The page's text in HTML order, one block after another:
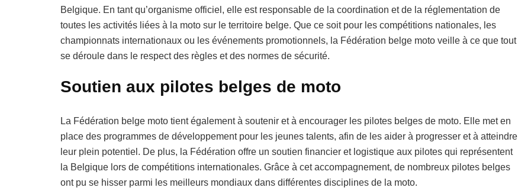
Belgique. En tant qu’organisme officiel, elle est responsable de la coordination et de la réglementation de
toutes les activités liées à la moto sur le territoire belge. Que ce soit pour les compétitions nationales, les
championnats internationaux ou les événements promotionnels, la Fédération belge moto veille à ce que tout
se déroule dans le respect des règles et des normes de sécurité.
Soutien aux pilotes belges de moto
La Fédération belge moto tient également à soutenir et à encourager les pilotes belges de moto. Elle met en
place des programmes de développement pour les jeunes talents, afin de les aider à progresser et à atteindre
leur plein potentiel. De plus, la Fédération offre un soutien financier et logistique aux pilotes qui représentent
la Belgique lors de compétitions internationales. Grâce à cet accompagnement, de nombreux pilotes belges
ont pu se hisser parmi les meilleurs mondiaux dans différentes disciplines de la moto.